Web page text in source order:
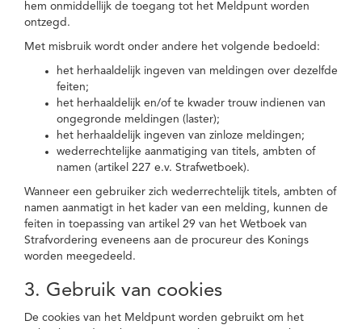
hem onmiddellijk de toegang tot het Meldpunt worden
ontzegd.
Met misbruik wordt onder andere het volgende bedoeld:
het herhaaldelijk ingeven van meldingen over dezelfde
feiten;
het herhaaldelijk en/of te kwader trouw indienen van
ongegronde meldingen (laster);
het herhaaldelijk ingeven van zinloze meldingen;
wederrechtelijke aanmatiging van titels, ambten of
namen (artikel 227 e.v. Strafwetboek).
Wanneer een gebruiker zich wederrechtelijk titels, ambten of
namen aanmatigt in het kader van een melding, kunnen de
feiten in toepassing van artikel 29 van het Wetboek van
Strafvordering eveneens aan de procureur des Konings
worden meegedeeld.
3. Gebruik van cookies
De cookies van het Meldpunt worden gebruikt om het